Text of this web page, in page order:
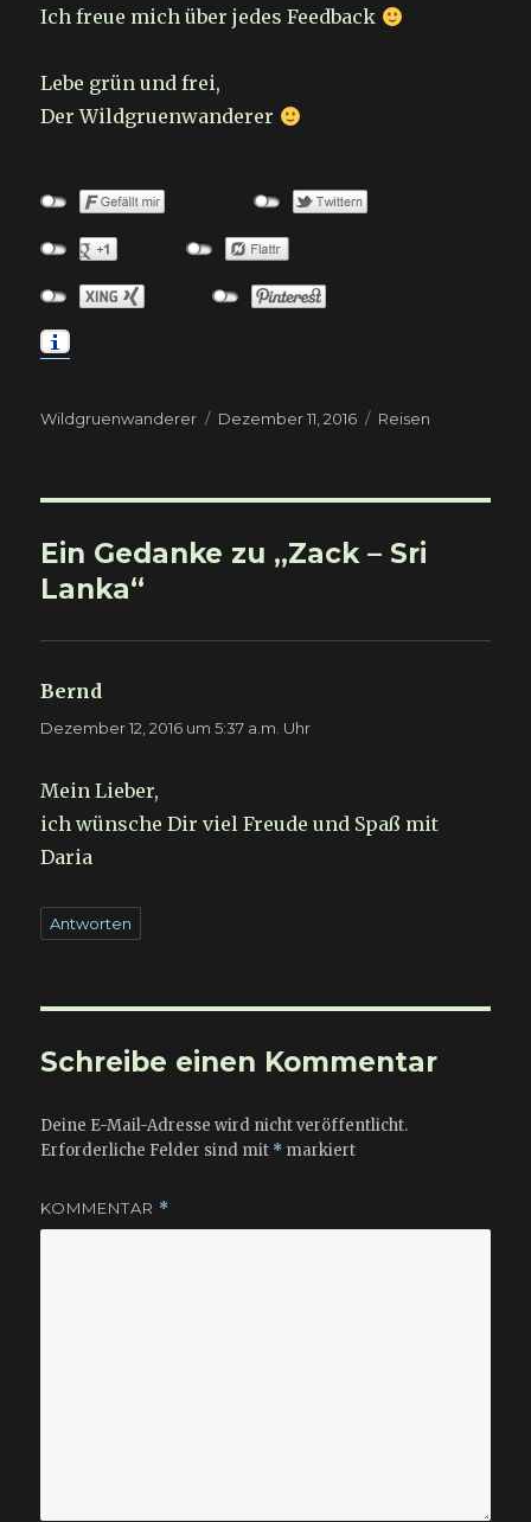
Ich freue mich über jedes Feedback
Lebe grün und frei,
Der Wildgruenwanderer
Autor
Wildgruenwanderer
Veröffentlicht
Dezember 11, 2016 Kategorien
Reisen
Ein Gedanke zu „Zack – Sri
Lanka“
Bernd
Dezember 12, 2016 um 5:37 a.m. Uhr
Mein Lieber,
ich wünsche Dir viel Freude und Spaß mit
Daria
Antworten
Schreibe einen Kommentar
Deine E-Mail-Adresse wird nicht veröffentlicht.
Erforderliche Felder sind mit * markiert
KOMMENTAR *